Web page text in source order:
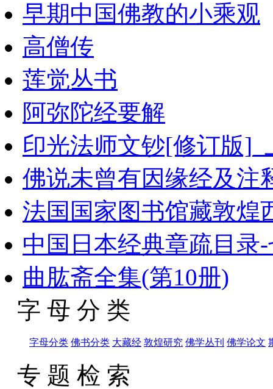
早期中国佛教的小乘观
高僧传
莲觉丛书
阿弥陀经要解
印光法师文钞[修订版
佛说未曾有因缘经及注
法国国家图书馆藏敦煌
中国日本经典章疏目录
曲肱斋全集(第10册)
字 母 分 类
字母分类 佛书分类 大藏经 敦煌研究 佛学丛刊 佛学论文
专 题 检 索